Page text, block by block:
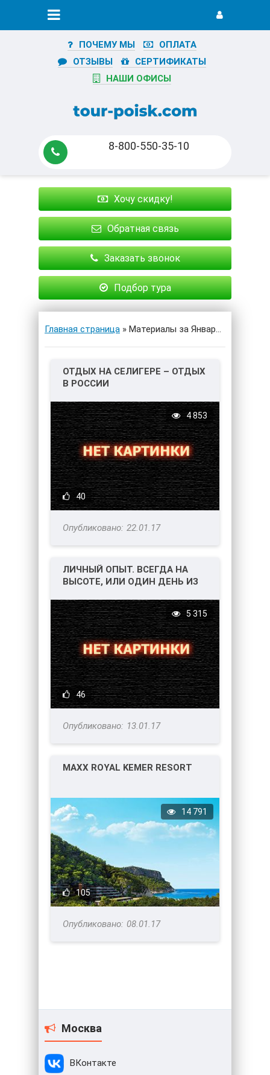
ПОЧЕМУ МЫ
ОПЛАТА
ОТЗЫВЫ
СЕРТИФИКАТЫ
НАШИ ОФИСЫ
8-800-550-35-10
Хочу скидку!
Обратная связь
Заказать звонок
Подбор тура
Главная страница » Материалы за Январь 2017 года
ОТДЫХ НА СЕЛИГЕРЕ – ОТДЫХ
В РОССИИ
40
4 853
22.01.17
ЛИЧНЫЙ ОПЫТ. ВСЕГДА НА
ВЫСОТЕ, ИЛИ ОДИН ДЕНЬ ИЗ
46
5 315
13.01.17
MAXX ROYAL KEMER RESORT
105
14 791
08.01.17
Москва
ВКонтакте